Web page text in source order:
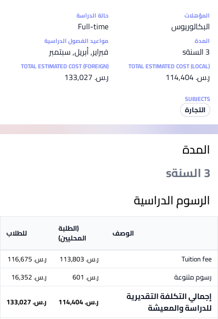
إحصائيات
المؤهلات
البكالوريوس
حالة الدراسة
Full-time
المدة
3 السنةs
مواعيد الفصول الدراسية
فبراير, أبريل, سبتمبر
TOTAL ESTIMATED COST (LOCAL)
ر.س.‏ 114,404
TOTAL ESTIMATED COST (FOREIGN)
ر.س.‏ 133,027
SUBJECTS
التجارة
المدة
3 السنةs
الرسوم الدراسية
الوصف (الطلبة
المحليين) للطلاب
Tuition fee ر.س.‏ 113,803
ر.س.‏ 116,675
رسوم متنوعة
ر.س.‏ 601 ر.س.‏ 16,352
إجمالي التكلفة التقديرية
للدراسة والمعيشة
ر.س.‏ 114,404 ر.س.‏ 133,027